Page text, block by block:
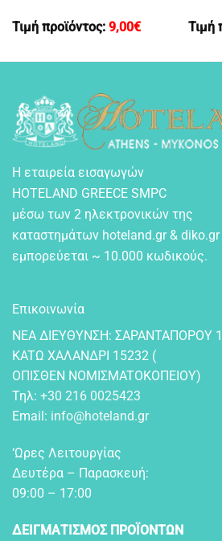
Τιμή προϊόντος: 9,00€ Τιμή
Η εταιρεία εισαγωγών
HOTELAND GREECE SMPC
μέσω των 2 ηλεκτρονικών της
καταστημάτων hoteland.gr & diko.gr
εμπορεύεται ~ 10.000 κωδικούς.
Επικοινωνία
NEA ΔIEYΘYNΣH: ΣAPANTAΠOPOY
KATΩ XAΛANΔPI 15232 (
OΠIΣΘEN NOMIΣMATOKOΠEIOY)
Τηλ: +30 216 0025423
Email: info@hoteland.gr
‘Ωρες Λειτουργίας
Δευτέρα – Παρασκευή:
09:00 – 17:00
ΔΕΙΓΜΑΤΙΣΜΟΣ ΠΡΟΪΟΝΤΩΝ